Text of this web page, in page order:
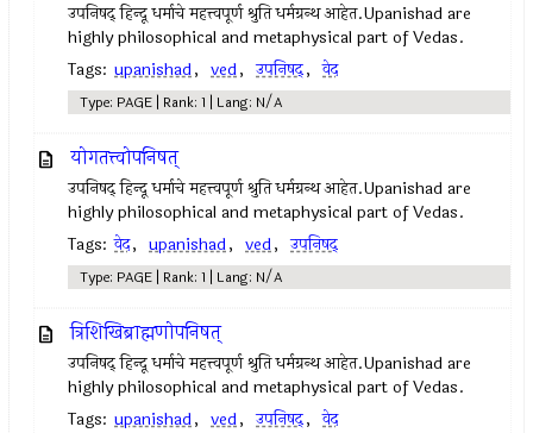
उपनिषद् हिन्दू धर्माचे महत्त्वपूर्ण श्रुति धर्मग्रन्थ आहेत.Upanishad are
highly philosophical and metaphysical part of Vedas.
Tags: upanishad, ved, उपनिषद्‍, वेद
Type: PAGE | Rank: 1 | Lang: N/A
योगतत्त्वोपनिषत्
उपनिषद् हिन्दू धर्माचे महत्त्वपूर्ण श्रुति धर्मग्रन्थ आहेत.Upanishad are
highly philosophical and metaphysical part of Vedas.
Tags: वेद, upanishad, ved, उपनिषद्‍
Type: PAGE | Rank: 1 | Lang: N/A
त्रिशिखिब्राह्मणोपनिषत्
उपनिषद् हिन्दू धर्माचे महत्त्वपूर्ण श्रुति धर्मग्रन्थ आहेत.Upanishad are
highly philosophical and metaphysical part of Vedas.
Tags: upanishad, ved, उपनिषद्‍, वेद